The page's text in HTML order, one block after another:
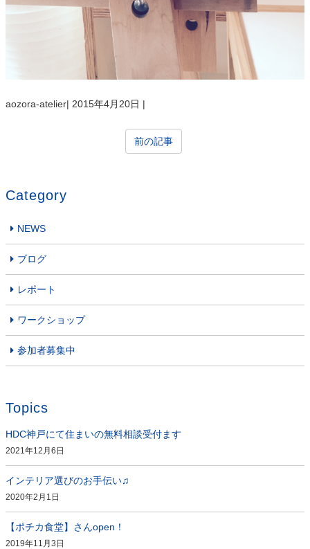
aozora-atelier| 2015年4月20日 |
前の記事
Category
NEWS
ブログ
レポート
ワークショップ
参加者募集中
Topics
HDC神戸にて住まいの無料相談受付ます
2021年12月6日
インテリア選びのお手伝い♫
2020年2月1日
【ポチカ食堂】さんopen！
2019年11月3日